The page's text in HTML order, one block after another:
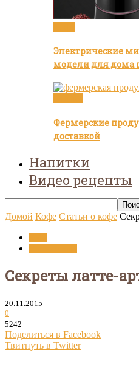
Электрические
модели для дома
Фермерские
доставкой
Напитки
Видео рецепты
Домой Кофе Статьи о кофе
Секреты латте-
20.11.2015
0
5242
Поделиться в Facebook
Твитнуть в Twitter